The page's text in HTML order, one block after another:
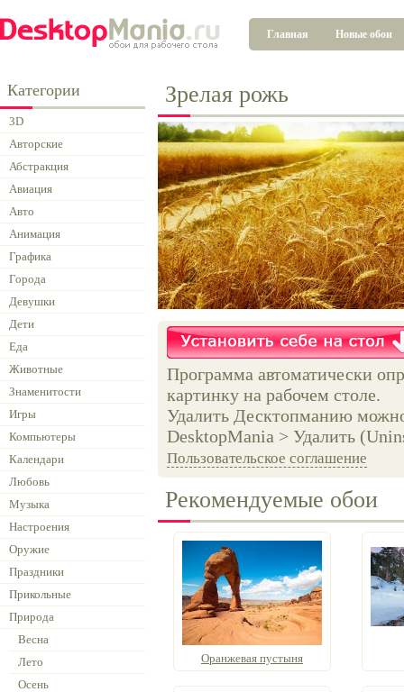
Главная Новые обои
Категории
3D
Авторские
Абстракция
Авиация
Авто
Анимация
Графика
Города
Девушки
Дети
Еда
Животные
Знаменитости
Игры
Компьютеры
Календари
Любовь
Музыка
Настроения
Оружие
Праздники
Прикольные
Природа
Весна
Лето
Осень
Зрелая рожь
Программа автоматически
картинку на рабочем столе.
Удалить Десктопманию
DesktopMania > Удалить
Пользовательское соглашение
Рекомендуемые обои
Оранжевая пустыня